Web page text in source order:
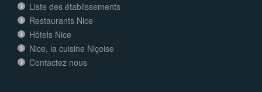
Liste des établissements
Restaurants Nice
Hôtels Nice
Nice, la cuisine Niçoise
Contactez nous